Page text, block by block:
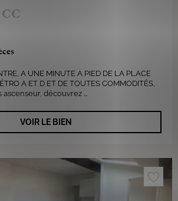
A UNE MINUTE A PIED DE LA PLACE
A ET D ET DE TOUTES COMMODITÉS,
découvrez ...
VOIR LE BIEN